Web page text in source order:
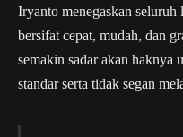
Iryanto menegaskan
bersifat cepat, mudah, dan
semakin sadar akan haknya
standar serta tidak segan